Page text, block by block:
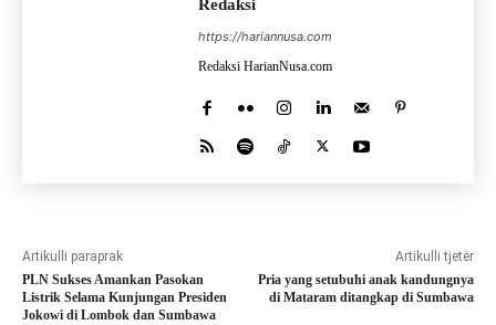
Redaksi
https://hariannusa.com
Redaksi HarianNusa.com
Artikulli paraprak
PLN Sukses Amankan Pasokan
Listrik Selama Kunjungan Presiden
Jokowi di Lombok dan Sumbawa
Artikulli tjetër
Pria yang setubuhi anak kandungnya
di Mataram ditangkap di Sumbawa